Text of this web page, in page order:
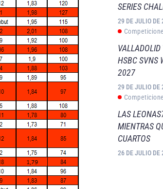
SERIES
29 DE JULIO DE
VALLADOLID
HSBC SVNS
2027
29 DE JULIO DE
LAS
MIENTRAS
CUARTOS
26 DE JULIO DE